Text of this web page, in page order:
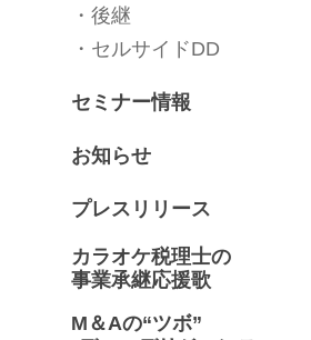
後継
セルサイドDD
セミナー情報
お知らせ
プレスリリース
カラオケ税理士の
事業承継応援歌
M＆Aの“ツボ”